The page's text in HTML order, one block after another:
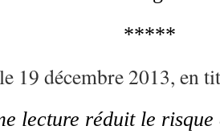
*****
19 décembre 2013, en
lecture réduit le risque